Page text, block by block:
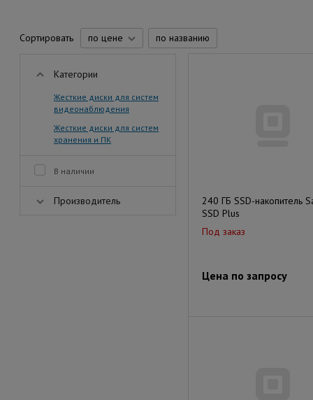
Сортировать по цене по названию
Категории
Жесткие диски для систем
видеонаблюдения
Жесткие диски для систем
хранения и ПК
В наличии
Производитель
240 ГБ SSD-накопитель
SSD Plus
Под заказ
Цена по запросу